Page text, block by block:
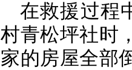
在救援过程
村青松坪社时
家的房屋全部